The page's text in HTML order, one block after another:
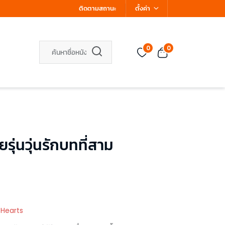
ติดตามสถานะ ตั้งค่า
0 0
รุ่นวุ่นรักบทที่สาม
Hearts